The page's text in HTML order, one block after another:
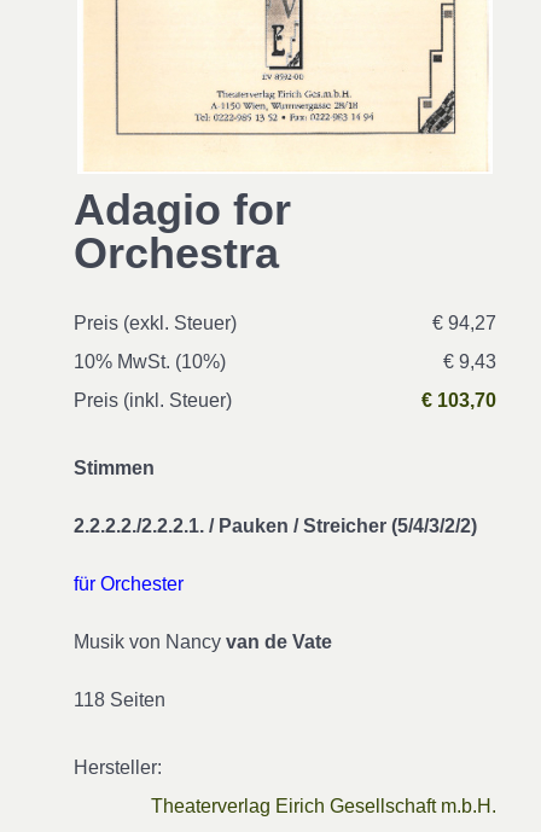
Adagio for
Orchestra
Preis (exkl. Steuer)
€ 94,27
10% MwSt. (10%)
€ 9,43
Preis (inkl. Steuer)
€ 103,70
Stimmen
2.2.2.2./2.2.2.1. / Pauken / Streicher (5/4/3/2/2)
für Orchester
Musik von Nancy van de Vate
118 Seiten
Hersteller:
Theaterverlag Eirich Gesellschaft m.b.H.